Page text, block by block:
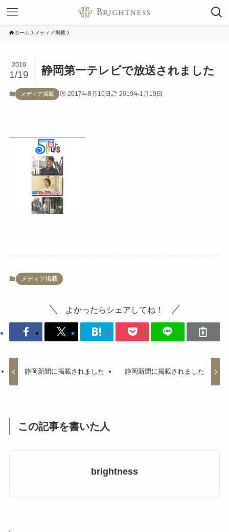
ホーム メディア掲載
静岡第一テレビで放送されました
2019
1/19
メディア掲載 2017年8月10日 2019年1月19日
メディア掲載
よかったらシェアしてね！
静岡新聞に掲載されました 静岡新聞に掲載されました
この記事を書いた人
brightness